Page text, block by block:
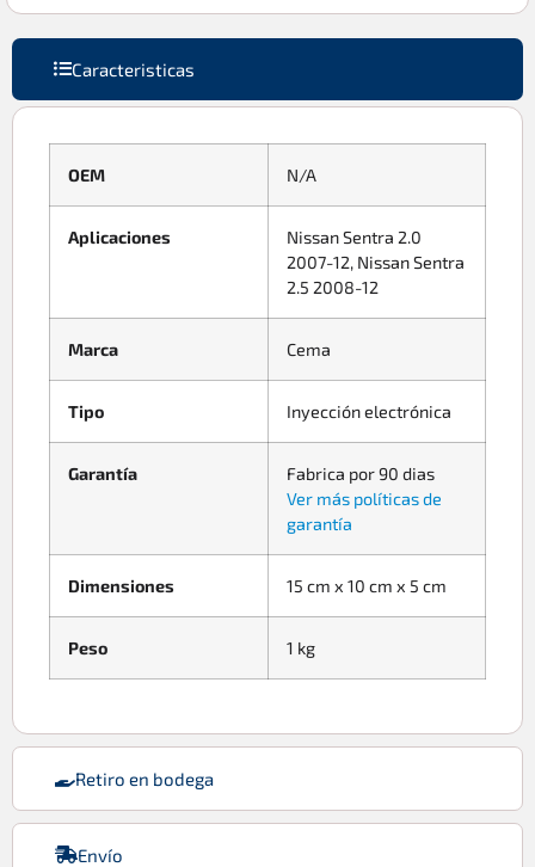
Caracteristicas
Retiro en bodega
Envío
OEM N/A
Aplicaciones
Nissan Sentra 2.0
2007-12, Nissan Sentra
2.5 2008-12
Marca Cema
Tipo Inyección electrónica
Garantía
Fabrica por 90 dias
Ver más políticas de
garantía
Dimensiones 15 cm x 10 cm x 5 cm
Peso 1 kg